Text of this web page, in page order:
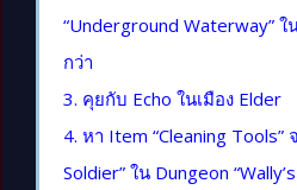
“Underground Waterway”
กว่า
3. คุยกับ Echo ในเมือง Elder
4. หา Item “Cleaning Tools”
Soldier” ใน Dungeon